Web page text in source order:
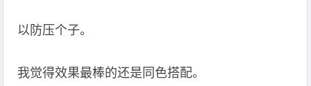
以防压个子。
我觉得效果最棒的还是同色搭配。